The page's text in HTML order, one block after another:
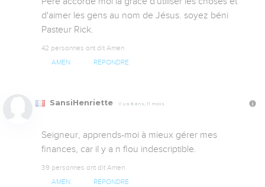
d'aimer les gens au nom de Jésus. soyez béni
Pasteur Rick.
42 personnes ont dit Amen
AMEN RÉPONDRE
SansiHenriette Il y a 8 ans, 11 mois
Seigneur, apprends-moi à mieux gérer mes
finances, car il y a n flou indescriptible.
39 personnes ont dit Amen
AMEN RÉPONDRE